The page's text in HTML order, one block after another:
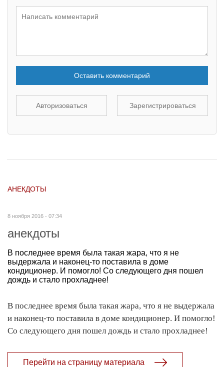
Оставить комментарий
Авторизоваться Зарегистрироваться
АНЕКДОТЫ
8 ноября 2016 - 07:34
анекдоты
В последнее время была такая жара, что я не
выдержала и наконец-то поставила в доме
кондиционер. И помогло! Со следующего дня пошел
дождь и стало прохладнее!
В последнее время была такая жара, что я не выдержала
и наконец-то поставила в доме кондиционер. И помогло!
Со следующего дня пошел дождь и стало прохладнее!
Перейти на страницу материала